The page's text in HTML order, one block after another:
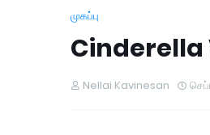
முகப்பு
Nellai Kavinesan